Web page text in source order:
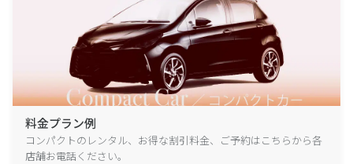
料金プラン例
コンパクトのレンタル、お得な割引料金、ご予約はこちらから各
店舗お電話ください。